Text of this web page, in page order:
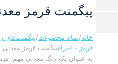
پیگمنت قرمز
خانه/تمام محصولات/پیگمنت‌های
قرمز - اخرا/پیگمنت قرمز معدنی
به عنوان یک رنگ معدنی مهم،